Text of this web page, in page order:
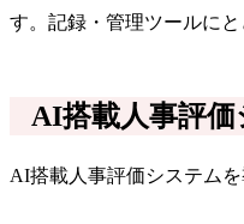
す。記録・管理ツールに
AI搭載人事評
AI搭載人事評価システム